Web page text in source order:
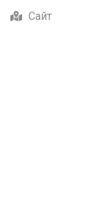
Сайт